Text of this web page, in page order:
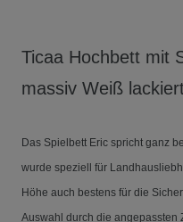
Ticaa Hochbett mit
massiv Weiß lackiert
Das Spielbett Eric spricht ganz
wurde speziell für
Höhe auch bestens für die
Auswahl durch die angepassten